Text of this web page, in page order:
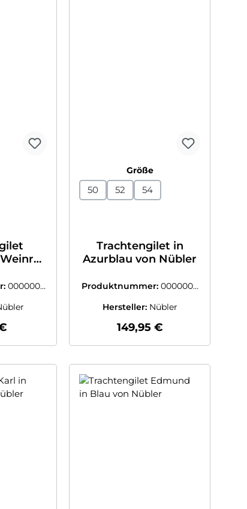
auswählen
0000003
Preis:
Größeauswählen
50 52 54
Trachtengilet in
Azurblau von Nübler
Produktnummer:0000003
Hersteller: Nübler
Regulärer Preis:
149,95 €